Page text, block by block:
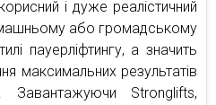
і дуже реалістичний
або громадському
пауерліфтингу, а значить
максимальних результатів
Завантажуючи Stronglifts,